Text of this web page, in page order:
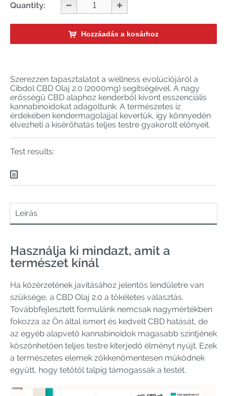
Quantity:
Hozzáadás a kosárhoz
Szerezzen tapasztalatot a wellness evolúciójáról a
Cibdol CBD Olaj 2.0 (2000mg) segítségével. A nagy
erősségű CBD alaphoz kenderből kivont esszenciális
kannabinoidokat adagoltunk. A természetes íz
érdekében kendermagolajjal kevertük, így könnyedén
élvezheti a kísérőhatás teljes testre gyakorolt előnyeit.
Test results:
Leírás
Használja ki mindazt, amit a
természet kínál
Ha közérzetének javításához jelentős lendületre van
szüksége, a CBD Olaj 2.0 a tökéletes választás.
Továbbfejlesztett formulánk nemcsak nagymértékben
fokozza az Ön által ismert és kedvelt CBD hatását, de
az egyéb alapvető kannabinoidok magasabb szintjének
köszönhetően teljes testre kiterjedő élményt nyújt. Ezek
a természetes elemek zökkenőmentesen működnek
együtt, hogy tetőtől talpig támogassák a testét.